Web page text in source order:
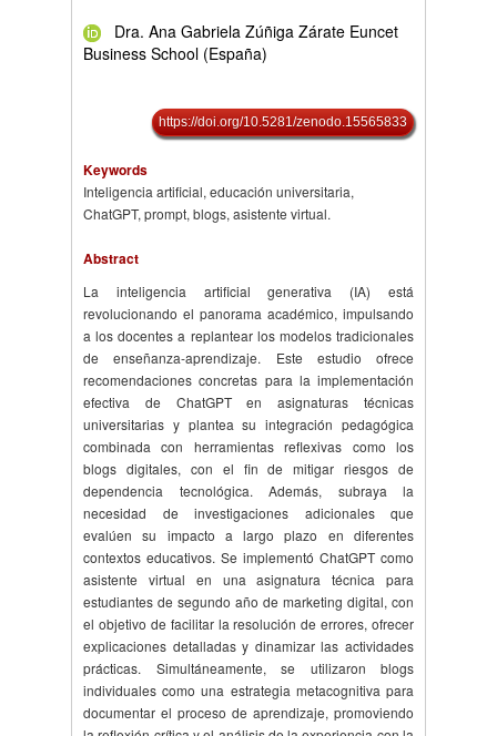
Dra. Ana Gabriela Zúñiga Zárate Euncet
Business School (España)
https://doi.org/10.5281/zenodo.15565833
Keywords
Inteligencia artificial, educación universitaria,
ChatGPT, prompt, blogs, asistente virtual.
Abstract
La inteligencia artificial generativa (IA) está
revolucionando el panorama académico, impulsando
a los docentes a replantear los modelos tradicionales
de enseñanza-aprendizaje. Este estudio ofrece
recomendaciones concretas para la implementación
efectiva de ChatGPT en asignaturas técnicas
universitarias y plantea su integración pedagógica
combinada con herramientas reflexivas como los
blogs digitales, con el fin de mitigar riesgos de
dependencia tecnológica. Además, subraya la
necesidad de investigaciones adicionales que
evalúen su impacto a largo plazo en diferentes
contextos educativos. Se implementó ChatGPT como
asistente virtual en una asignatura técnica para
estudiantes de segundo año de marketing digital, con
el objetivo de facilitar la resolución de errores, ofrecer
explicaciones detalladas y dinamizar las actividades
prácticas. Simultáneamente, se utilizaron blogs
individuales como una estrategia metacognitiva para
documentar el proceso de aprendizaje, promoviendo